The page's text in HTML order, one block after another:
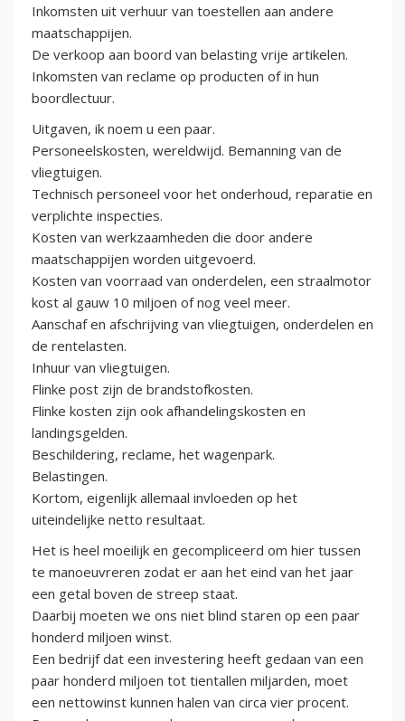
Inkomsten uit verhuur van toestellen aan andere
maatschappijen.
De verkoop aan boord van belasting vrije artikelen.
Inkomsten van reclame op producten of in hun
boordlectuur.
Uitgaven, ik noem u een paar.
Personeelskosten, wereldwijd. Bemanning van de
vliegtuigen.
Technisch personeel voor het onderhoud, reparatie en
verplichte inspecties.
Kosten van werkzaamheden die door andere
maatschappijen worden uitgevoerd.
Kosten van voorraad van onderdelen, een straalmotor
kost al gauw 10 miljoen of nog veel meer.
Aanschaf en afschrijving van vliegtuigen, onderdelen en
de rentelasten.
Inhuur van vliegtuigen.
Flinke post zijn de brandstofkosten.
Flinke kosten zijn ook afhandelingskosten en
landingsgelden.
Beschildering, reclame, het wagenpark.
Belastingen.
Kortom, eigenlijk allemaal invloeden op het
uiteindelijke netto resultaat.
Het is heel moeilijk en gecompliceerd om hier tussen
te manoeuvreren zodat er aan het eind van het jaar
een getal boven de streep staat.
Daarbij moeten we ons niet blind staren op een paar
honderd miljoen winst.
Een bedrijf dat een investering heeft gedaan van een
paar honderd miljoen tot tientallen miljarden, moet
een nettowinst kunnen halen van circa vier procent.